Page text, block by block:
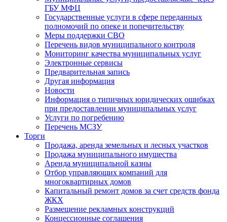
ГБУ МФЦ
Государственные услуги в сфере переданных
полномочий по опеке и попечительству
Меры поддержки СВО
Перечень видов муниципального контроля
Мониторинг качества муниципальных услуг
Электронные сервисы
Предварительная запись
Другая информация
Новости
Информация о типичных юридических ошибках
при предоставлении муниципальных услуг
Услуги по погребению
Перечень МСЗУ
Торги
Продажа, аренда земельных и лесных участков
Продажа муниципального имущества
Аренда муниципальной казны
Отбор управляющих компаний для
многоквартирных домов
Капитальный ремонт домов за счет средств фонда
ЖКХ
Размещение рекламных конструкций
Концессионные соглашения